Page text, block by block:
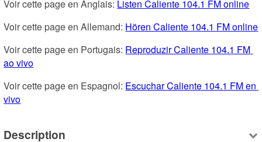
Voir cette page en Anglais: Listen Caliente 104.1 FM online
Voir cette page en Allemand: Hören Caliente 104.1 FM online
Voir cette page en Portugais: Reproduzir Caliente 104.1 FM
ao vivo
Voir cette page en Espagnol: Escuchar Caliente 104.1 FM en
vivo
Description